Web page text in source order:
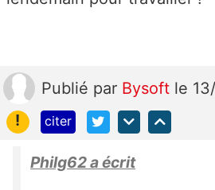
Publié par Bysoft le
!
citer
Philg62 a écrit